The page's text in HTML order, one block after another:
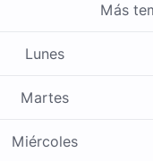
Más
Lunes
Martes
Miércoles